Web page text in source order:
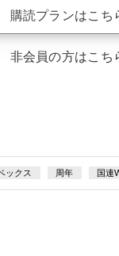
購読プランはこち
非会員の方はこち
ックス 周年 国連